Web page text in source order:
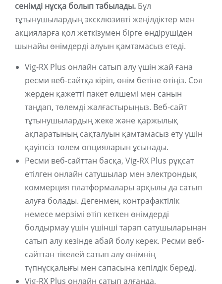
сенімді нұсқа болып табылады. Бұл
тұтынушылардың эксклюзивті жеңілдіктер мен
акцияларға қол жеткізумен бірге өндірушіден
шынайы өнімдерді алуын қамтамасыз етеді.
Vig-RX Plus онлайн сатып алу үшін жай ғана
ресми веб-сайтқа кіріп, өнім бетіне өтіңіз. Сол
жерден қажетті пакет өлшемі мен санын
таңдап, төлемді жалғастырыңыз. Веб-сайт
тұтынушылардың жеке және қаржылық
ақпаратының сақталуын қамтамасыз ету үшін
қауіпсіз төлем опцияларын ұсынады.
Ресми веб-сайттан басқа, Vig-RX Plus рұқсат
етілген онлайн сатушылар мен электрондық
коммерция платформалары арқылы да сатып
алуға болады. Дегенмен, контрафактілік
немесе мерзімі өтіп кеткен өнімдерді
болдырмау үшін үшінші тарап сатушыларынан
сатып алу кезінде абай болу керек. Ресми веб-
сайттан тікелей сатып алу өнімнің
түпнұсқалығы мен сапасына кепілдік береді.
Vig-RX Plus онлайн сатып алғанда,